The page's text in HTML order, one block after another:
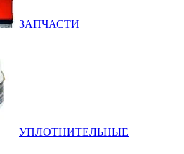
ЗАПЧАСТИ
УПЛОТНИТЕЛЬНЫЕ